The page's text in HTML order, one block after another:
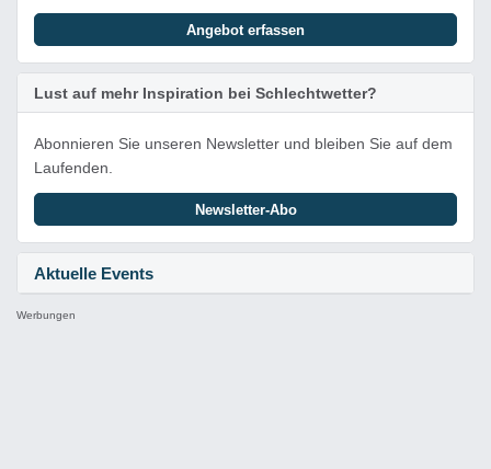
Aktuelle Events
Angebot erfassen
Lust auf mehr Inspiration bei Schlechtwetter?
Abonnieren Sie unseren Newsletter und bleiben Sie auf dem
Laufenden.
Newsletter-Abo
Werbungen